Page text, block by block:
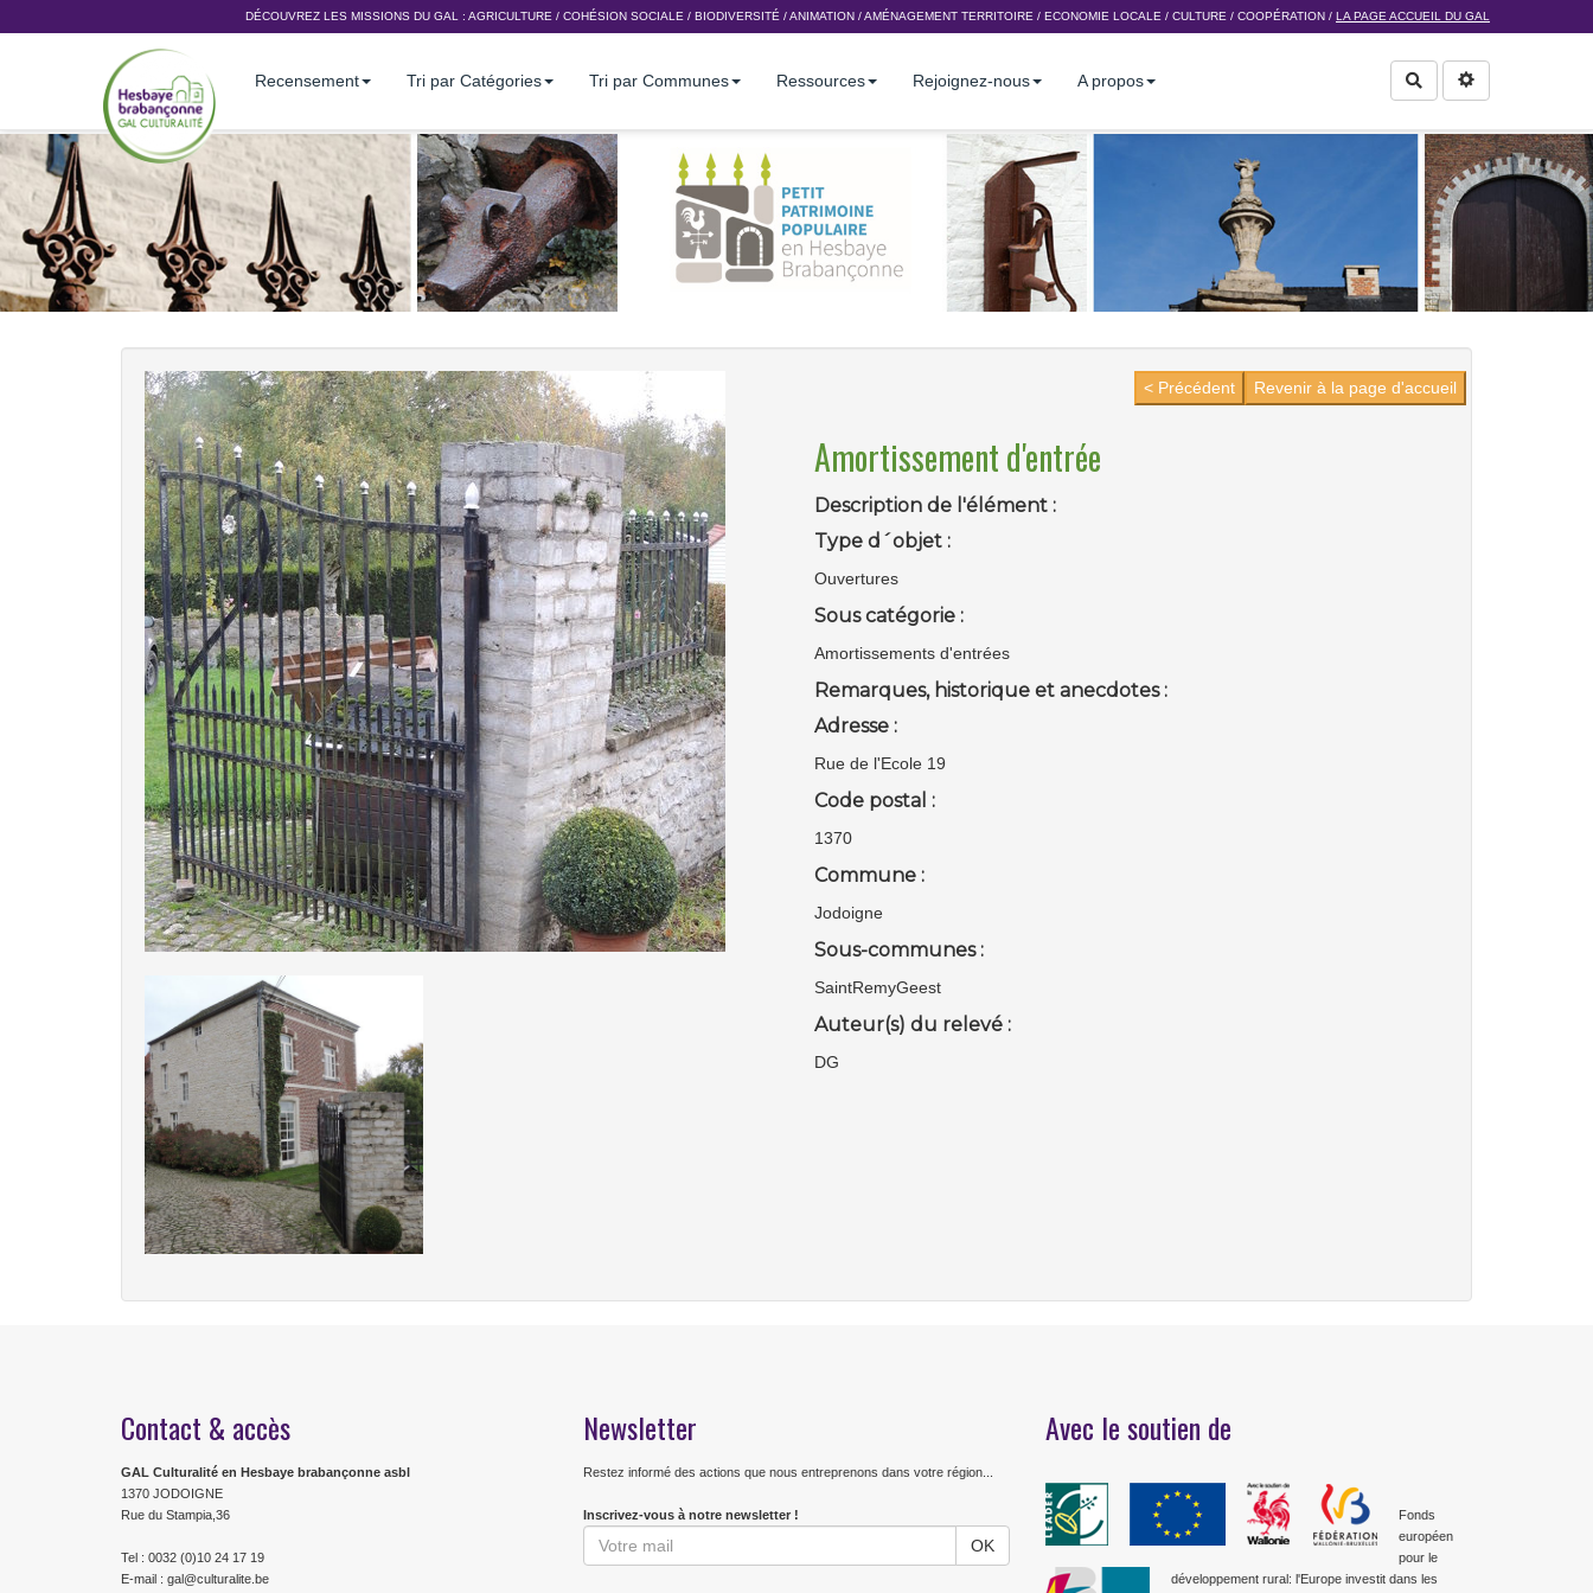
DÉCOUVREZ LES MISSIONS DU GAL : AGRICULTURE / COHÉSION SOCIALE / BIODIVERSITÉ /ANIMATION /AMÉNAGEMENT TERRITOIRE / ECONOMIE LOCALE / CULTURE / COOPÉRATION / LA PAGE ACCUEIL DU GAL
Recensement Tri par Catégories Tri par Communes Ressources Rejoignez-nous A propos Rechercher
Revenir à la page d'accueil
< Précédent
Amortissement d'entrée
Description de l'élément :
Type d´objet :
Ouvertures
Sous catégorie :
Amortissements d'entrées
Remarques, historique et anecdotes :
Adresse :
Rue de l'Ecole 19
Code postal :
1370
Commune :
Jodoigne
Sous-communes :
SaintRemyGeest
Auteur(s) du relevé :
DG
Contact & accès
GAL Culturalité en Hesbaye brabançonne asbl
1370 JODOIGNE
Rue du Stampia,36
Tel : 0032 (0)10 24 17 19
E-mail : gal@culturalite.be
Newsletter
Restez informé des actions que nous entreprenons dans votre région...
Inscrivez-vous à notre newsletter !
Avec le soutien de
Fonds
européen
pour le
développement rural: l'Europe investit dans les